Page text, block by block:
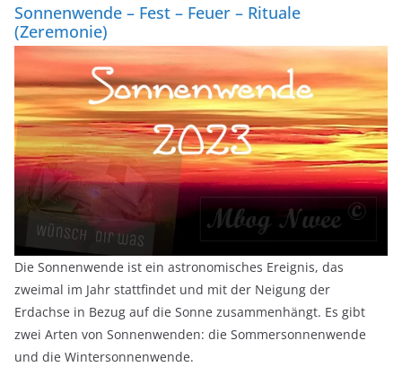
Sonnenwende – Fest – Feuer – Rituale
(Zeremonie)
Die Sonnenwende ist ein astronomisches Ereignis, das
zweimal im Jahr stattfindet und mit der Neigung der
Erdachse in Bezug auf die Sonne zusammenhängt. Es gibt
zwei Arten von Sonnenwenden: die Sommersonnenwende
und die Wintersonnenwende.